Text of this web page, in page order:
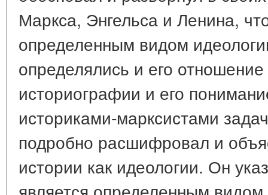
Маркса, Энгельса и Ленина,
определенным видом
определялись и его
историографии и его
историками-марксистами
подробно расшифровал и
истории как идеологии. Он